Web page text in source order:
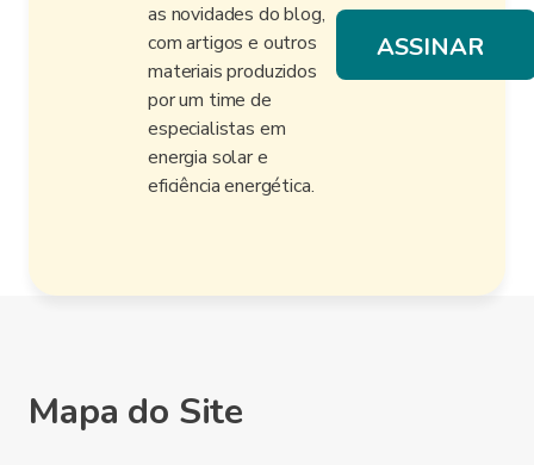
as novidades do blog,
com artigos e outros
materiais produzidos
por um time de
especialistas em
energia solar e
eficiência energética.
Mapa do Site